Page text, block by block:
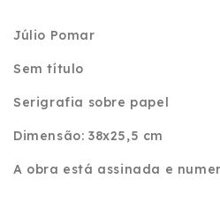
Júlio Pomar
Sem título
Serigrafia sobre papel
Dimensão: 38x25,5 cm
A obra está assinada e